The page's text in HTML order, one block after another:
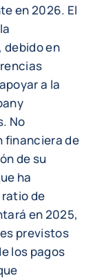
en 2026. El
debido en
a la
No
financiera de
de su
ha
de
en 2025,
previstos
los pagos